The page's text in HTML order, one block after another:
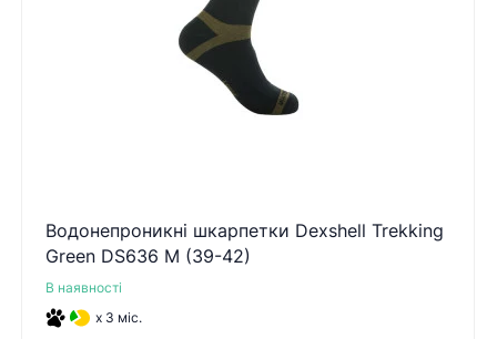
Водонепроникні шкарпетки Dexshell Trekking
Green DS636 M (39-42)
В наявності
x 3 міс.